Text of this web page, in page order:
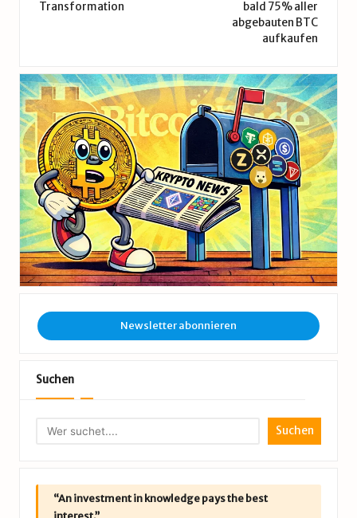
Transformation
bald 75% aller
abgebauten BTC
aufkaufen
Newsletter abonnieren
Suchen
Suchen
“An investment in knowledge pays the best